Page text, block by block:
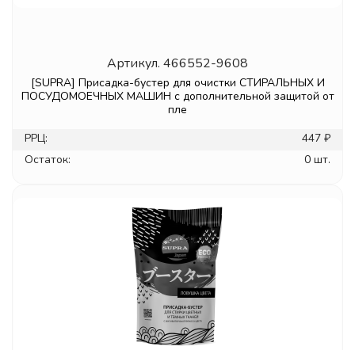
Артикул. 466552-9608
[SUPRA] Присадка-бустер для очистки СТИРАЛЬНЫХ И
ПОСУДОМОЕЧНЫХ МАШИН с дополнительной защитой от
пле
РРЦ:
447 ₽
Остаток:
0 шт.